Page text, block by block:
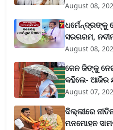
August 08,
ଧର୍ମେନ୍ଦ୍ରଙ୍କୁ
ସରଗରମ,
August 08,
ଜେନ ଜିଙ୍କୁ
କହିଲେ- ଆଜିର
August 07,
ଦିଲ୍ଲୀରେ
ମନମୋହନ